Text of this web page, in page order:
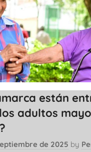
están
adultos
de 2025 by